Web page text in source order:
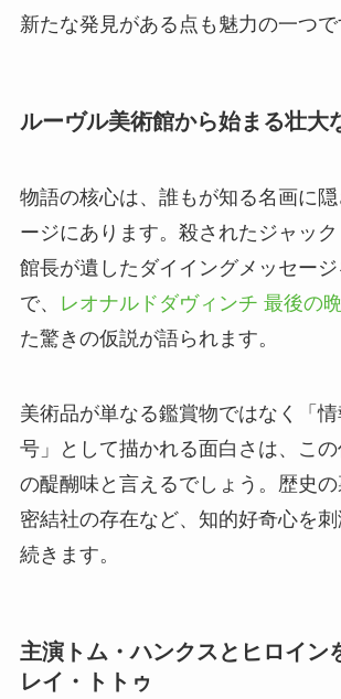
新たな発見がある点も魅力の一つで
ルーヴル美術館から始まる壮大
物語の核心は、誰もが知る名画に
ージにあります。殺されたジャッ
館長が遺したダイイングメッセー
で、
レオナルドダヴィンチ 最後の
た驚きの仮説が語られます。
美術品が単なる鑑賞物ではなく「
号」として描かれる面白さは、こ
の醍醐味と言えるでしょう。歴史
密結社の存在など、知的好奇心を
続きます。
主演トム・ハンクスとヒロイン
レイ・トトゥ